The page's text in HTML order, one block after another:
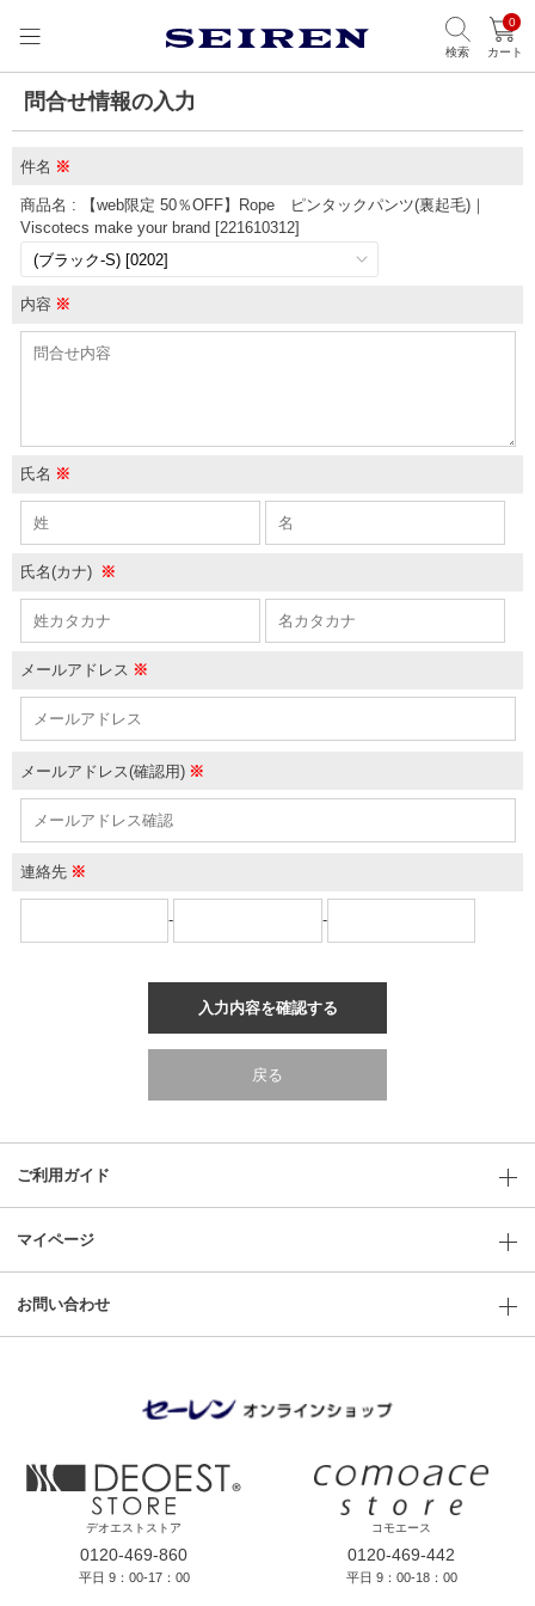
検索
0
カート
問合せ情報の入力
件名 ※
商品名 : 【web限定 50％OFF】Rope ピンタックパンツ(裏起毛)｜
Viscotecs make your brand [221610312]
内容 ※
氏名 ※
氏名(カナ) ※
メールアドレス ※
メールアドレス(確認用) ※
連絡先 ※
- -
入力内容を確認する
戻る
ご利用ガイド
マイページ
お問い合わせ
デオエストストア
0120-469-860
平日 9：00-17：00
コモエース
0120-469-442
平日 9：00-18：00